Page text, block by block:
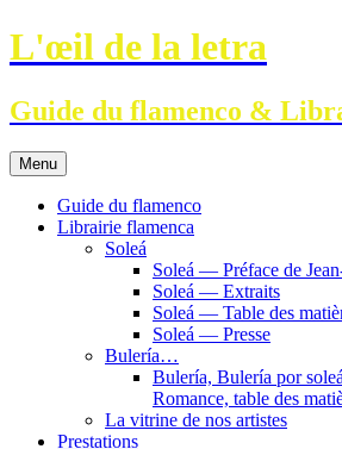
Aller
au
L'œil de la letra
Guide du flamenco &
Menu
Guide du flamenco
Librairie flamenca
Soleá
Soleá — Préface de
Soleá — Extraits
Soleá — Table des
Soleá — Presse
Bulería…
Bulería, Bulería por
Romance, table des
La vitrine de nos artistes
Prestations